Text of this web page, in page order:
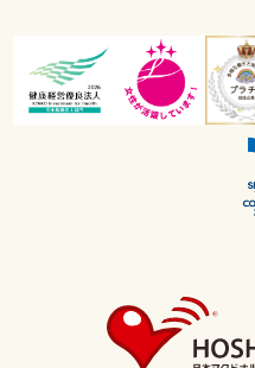
高校生向け特設ページ